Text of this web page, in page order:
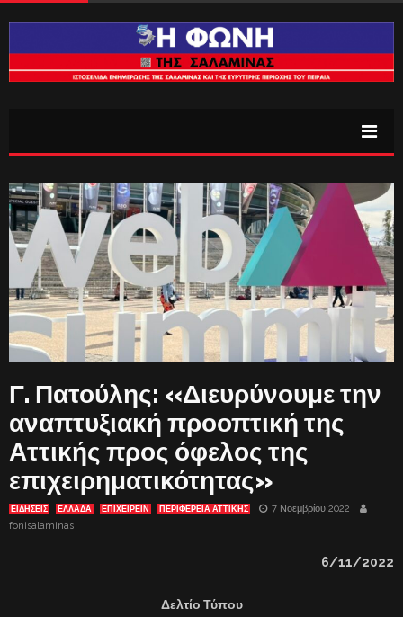
Γ. Πατούλης: «Διευρύνουμε την
αναπτυξιακή προοπτική της
Αττικής προς όφελος της
επιχειρηματικότητας»
ΕΙΔΗΣΕΙΣ ΕΛΛΑΔΑ ΕΠΙΧΕΙΡΕΙΝ ΠΕΡΙΦΕΡΕΙΑ ΑΤΤΙΚΗΣ
7 Νοεμβρίου 2022
fonisalaminas
6/11/2022
Δελτίο Τύπου